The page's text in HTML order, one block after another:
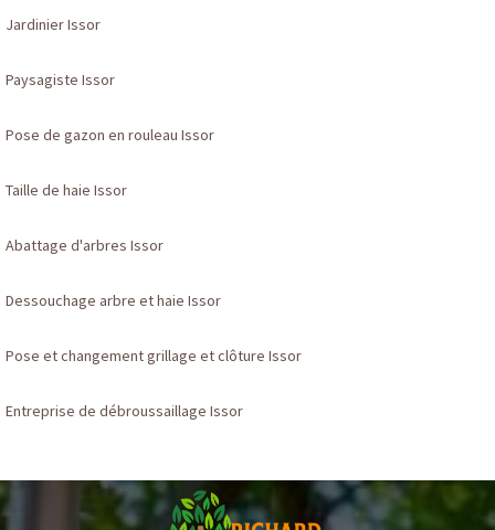
Jardinier Issor
Paysagiste Issor
Pose de gazon en rouleau Issor
Taille de haie Issor
Abattage d'arbres Issor
Dessouchage arbre et haie Issor
Pose et changement grillage et clôture Issor
Entreprise de débroussaillage Issor